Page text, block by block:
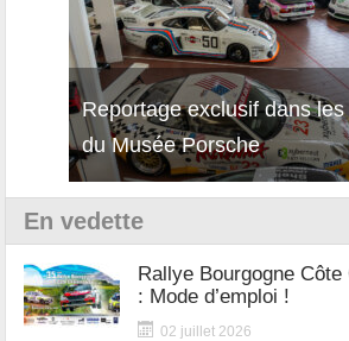
Reportage exclusif dans
du Musée Porsche
En vedette
Rallye Bourgogne
: Mode d’emploi !
02 juillet 2026